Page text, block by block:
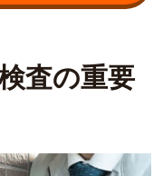
査の重要